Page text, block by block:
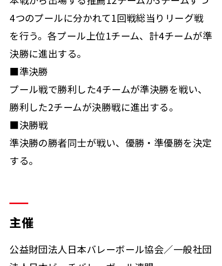
4つのプールに分かれて1回戦総当りリーグ戦
を行う。各プール上位1チーム、計4チームが準
決勝に進出する。
■準決勝
プール戦で勝利した4チームが準決勝を戦い、
勝利した2チームが決勝戦に進出する。
■決勝戦
準決勝の勝者同士が戦い、優勝・準優勝を決定
する。
主催
公益財団法人日本バレーボール協会／一般社団